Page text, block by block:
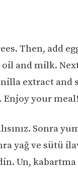
Then, add
and milk.
extract and
Enjoy your meal!
Sonra
yağ ve sütü
Un,